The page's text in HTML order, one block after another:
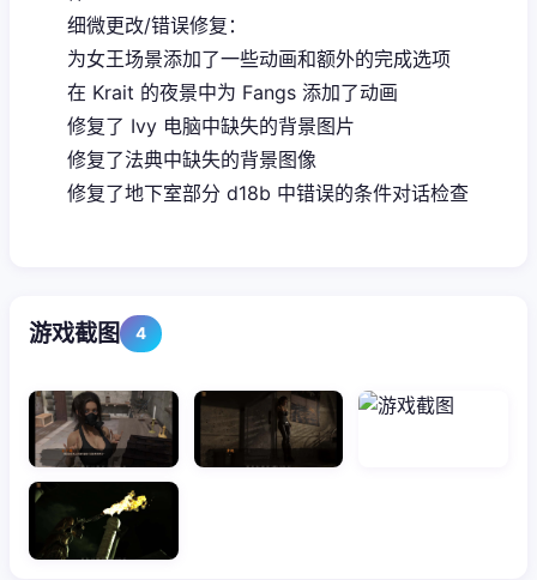
细微更改/错误修复：
为女王场景添加了一些动画和额外的完成选项
在 Krait 的夜景中为 Fangs 添加了动画
修复了 Ivy 电脑中缺失的背景图片
修复了法典中缺失的背景图像
修复了地下室部分 d18b 中错误的条件对话检查
游戏截图 4